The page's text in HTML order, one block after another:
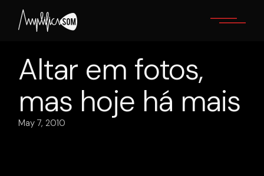
content
Altar em fotos,
mas hoje há mais
May 7, 2010